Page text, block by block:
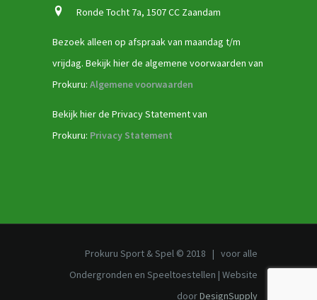
Ronde Tocht 7a, 1507 CC Zaandam
Bezoek alleen op afspraak van maandag t/m
vrijdag. Bekijk hier de algemene voorwaarden van
Prokuru: Algemene voorwaarden
Bekijk hier de Privacy Statement van
Prokuru: Privacy Statement
Prokuru Sport & Spel © 2018 | voor alle
Ondergronden en Speeltoestellen | Website
doorDesignSupply